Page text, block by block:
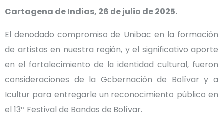
Cartagena de Indias, 26 de julio de 2025.
El denodado compromiso de Unibac en la formación
de artistas en nuestra región, y el significativo aporte
en el fortalecimiento de la identidad cultural, fueron
consideraciones de la Gobernación de Bolívar y a
Icultur para entregarle un reconocimiento público en
el 13º Festival de Bandas de Bolívar.